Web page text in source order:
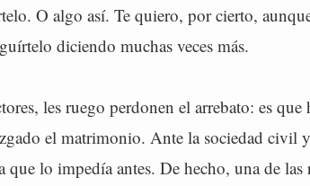
O algo así. Te quiero, por cierto,
diciendo muchas veces más.
les ruego perdonen el arrebato: es
el matrimonio. Ante la sociedad civil
que lo impedía antes. De hecho, una de las